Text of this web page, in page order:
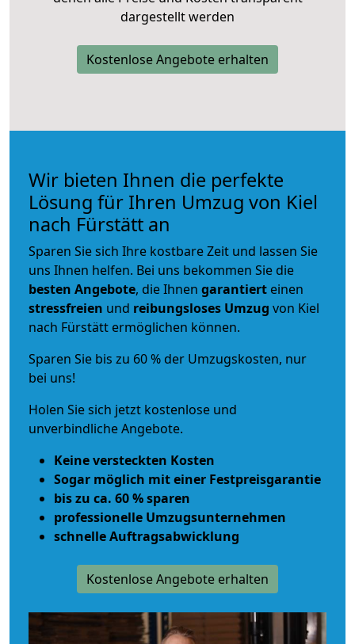
dargestellt werden
Kostenlose Angebote erhalten
Wir bieten Ihnen die perfekte
Lösung für Ihren Umzug von Kiel
nach Fürstätt an
Sparen Sie sich Ihre kostbare Zeit und lassen Sie
uns Ihnen helfen. Bei uns bekommen Sie die
besten Angebote, die Ihnen garantiert einen
stressfreien und reibungsloses Umzug von Kiel
nach Fürstätt ermöglichen können.
Sparen Sie bis zu 60 % der Umzugskosten, nur
bei uns!
Holen Sie sich jetzt kostenlose und
unverbindliche Angebote.
Keine versteckten Kosten
Sogar möglich mit einer Festpreisgarantie
bis zu ca. 60 % sparen
professionelle Umzugsunternehmen
schnelle Auftragsabwicklung
Kostenlose Angebote erhalten